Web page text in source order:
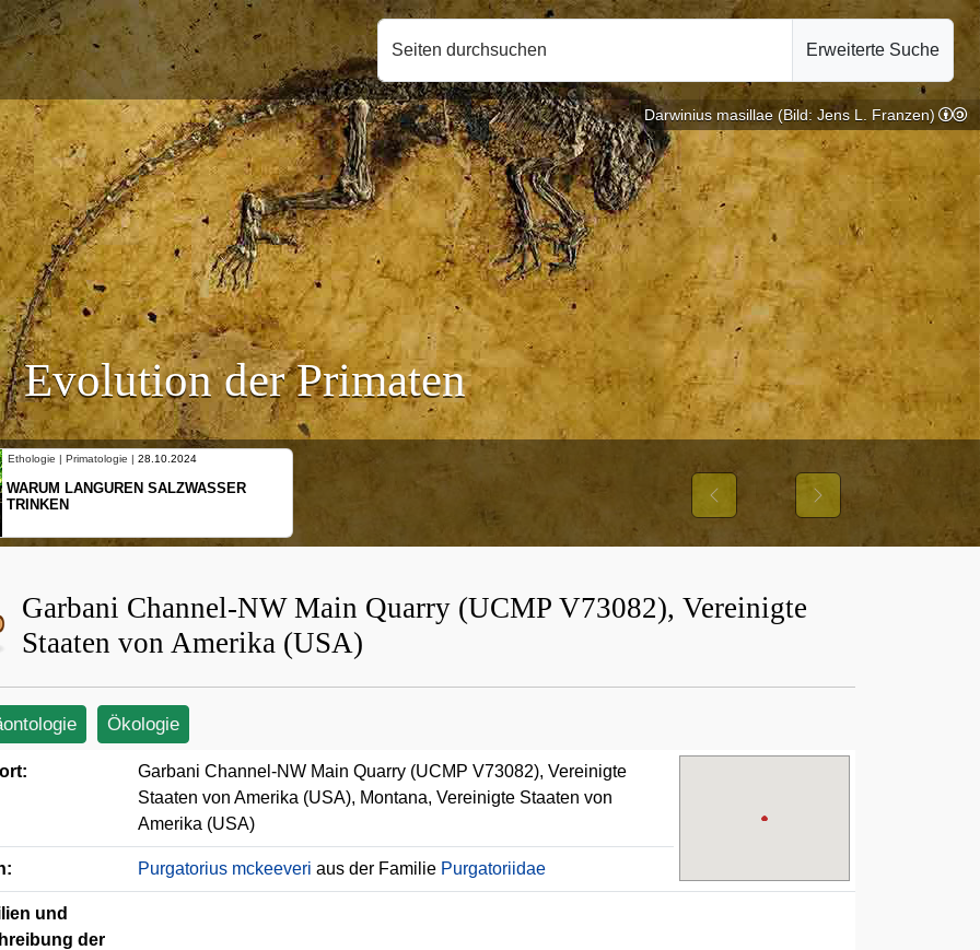
Seiten durchsuchen Erweiterte Suche
Evolution der Primaten
10.10.2024
|28.10.2024
SALZWASSER
Previous Next
Darwinius masillae (Bild: Jens L. Franzen)
Garbani Channel-NW Main Quarry (UCMP V73082), Vereinigte
Staaten von Amerika (USA)
Ökologie
Garbani Channel-NW Main Quarry (UCMP V73082), Vereinigte
Staaten von Amerika (USA), Montana, Vereinigte Staaten von
Amerika (USA)
Purgatorius mckeeveri aus der Familie Purgatoriidae
und
der